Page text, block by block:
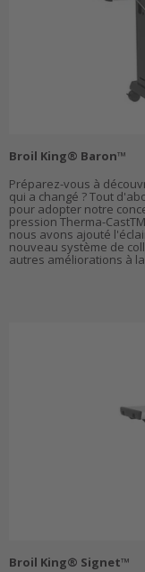
Broil King® Baron™
Préparez-vous à
qui a changé ? Tout
pour adopter notre
pression Therma-
nous avons ajouté
nouveau système de
autres améliorations à
Broil King® Signet™